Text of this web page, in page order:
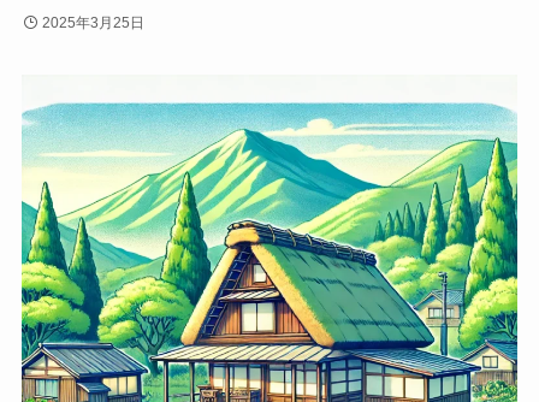
2025年3月25日